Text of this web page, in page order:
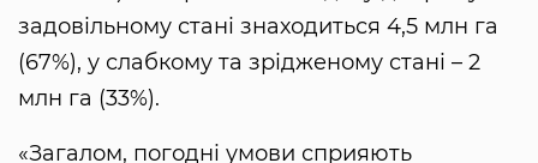
задовільному стані знаходиться 4,5 млн га
(67%), у слабкому та зрідженому стані – 2
млн га (33%).
«Загалом, погодні умови сприяють